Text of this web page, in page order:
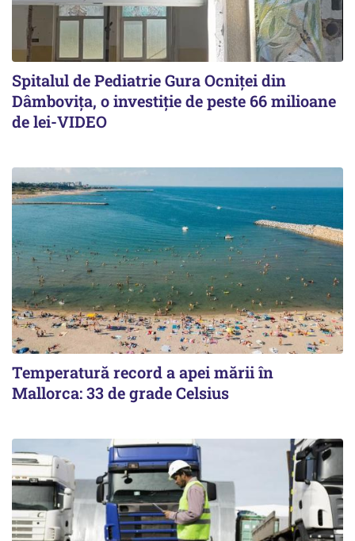
Spitalul de Pediatrie Gura Ocniței din
Dâmbovița, o investiție de peste 66 milioane
de lei-VIDEO
Temperatură record a apei mării în
Mallorca: 33 de grade Celsius